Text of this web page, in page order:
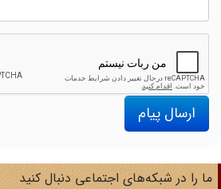
ارسال پیام
را در شبکه‌های اجتماعی دنبال کنید